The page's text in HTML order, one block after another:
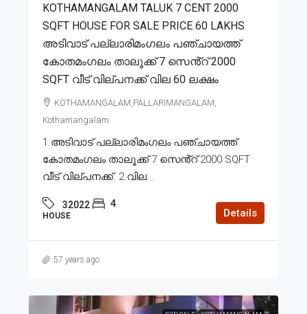
KOTHAMANGALAM TALUK 7 CENT 2000
SQFT HOUSE FOR SALE PRICE 60 LAKHS
അടിവാട് പല്ലാരിമംഗലം പഞ്ചായത്ത്
കോതമംഗലം താലൂക്ക് 7 സെൻ്റ് 2000
SQFT വീട് വില്പനക്ക് വില 60 ലക്ഷം
KOTHAMANGALAM,PALLARIMANGALAM,
Kothamangalam
1.അടിവാട് പല്ലാരിമംഗലം പഞ്ചായത്ത്
കോതമംഗലം താലൂക്ക് 7 സെൻ്റ് 2000 SQFT
വീട് വില്പനക്ക്. 2.വില...
32022 4
HOUSE Details
57 years ago